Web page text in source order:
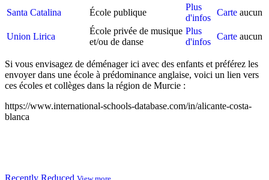
Santa Catalina École publique
Plus
d'infos
Carte aucun
Union Lirica
École privée de musique
et/ou de danse
Plus
d'infos
Carte aucun
Si vous envisagez de déménager ici avec des enfants et préférez les
envoyer dans une école à prédominance anglaise, voici un lien vers
ces écoles et collèges dans la région de Murcie :
https://www.international-schools-database.com/in/alicante-costa-
blanca
Recently Reduced